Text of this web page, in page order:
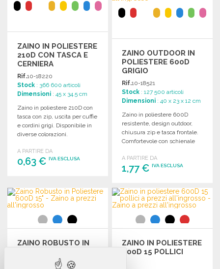
ZAINO IN POLIESTERE
210D CON TASCA E
CERNIERA
Rif.10-18220
Stock : 366 600 articoli
Dimensioni : 45 x 34.5 cm
Zaino in poliestere 210D con
tasca con zip, uscita per cuffie
e cordini grigi. Disponibile in
diverse colorazioni.
A PARTIRE DA
0,63 € IVA ESCLUSA
Richiedi un preventivo
ZAINO OUTDOOR IN
POLIESTERE 600D
GRIGIO
Rif.10-18521
Stock : 127 500 articoli
Dimensioni : 40 x 23 x 12 cm
Zaino in poliestere 600D
resistente, design outdoor,
chiusura zip e tasca frontale.
Comfortevole con schienale
A PARTIRE DA
1,77 €IVA ESCLUSA
ORDINARE
Richiedi un preventivo
ZAINO ROBUSTO IN
ZAINO IN POLIESTERE
600D 15 POLLICI